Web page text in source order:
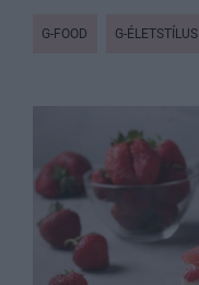
G-FOOD G-ÉLETSTÍLUS